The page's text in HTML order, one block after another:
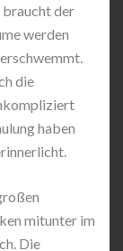
braucht der
werden
die
haben
mitunter im
Die